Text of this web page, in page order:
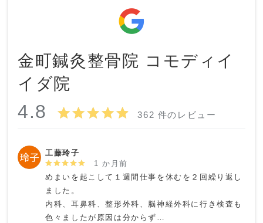
金町鍼灸整骨院 コモディイ
イダ院
4.8 362 件のレビュー
工藤玲子
1 か月前
めまいを起こして１週間仕事を休むを２回繰り返し
ました。
内科、耳鼻科、整形外科、脳神経外科に行き検査も
色々ましたが原因は分からず…